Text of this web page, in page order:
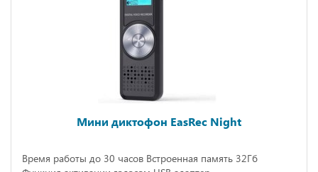
Мини диктофон EasRec Night
Время работы до 30 часов Встроенная память 32Гб